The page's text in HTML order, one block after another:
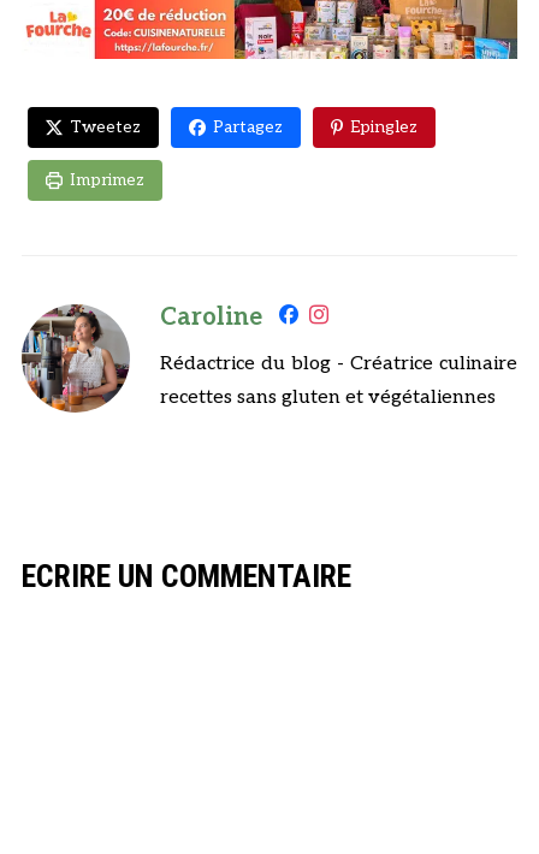
Tweetez Partagez Epinglez
Imprimez
Caroline
Rédactrice du blog - Créatrice culinaire
recettes sans gluten et végétaliennes
ECRIRE UN COMMENTAIRE